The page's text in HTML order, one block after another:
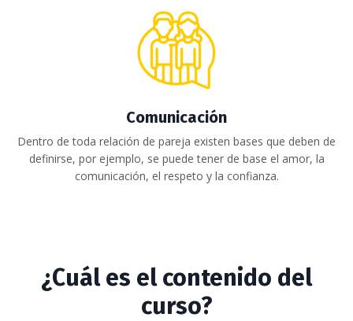
Comunicación
Dentro de toda relación de pareja existen bases que deben de
definirse, por ejemplo, se puede tener de base el amor, la
comunicación, el respeto y la confianza.
¿Cuál es el contenido del
curso?